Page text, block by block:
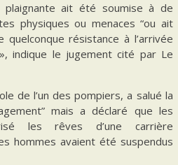
ait été soumise à de
physiques ou menaces “ou ait
résistance à l’arrivée
indique le jugement cité par Le
de l’un des pompiers, a salué la
mais a déclaré que les
les rêves d’une carrière
hommes avaient été suspendus